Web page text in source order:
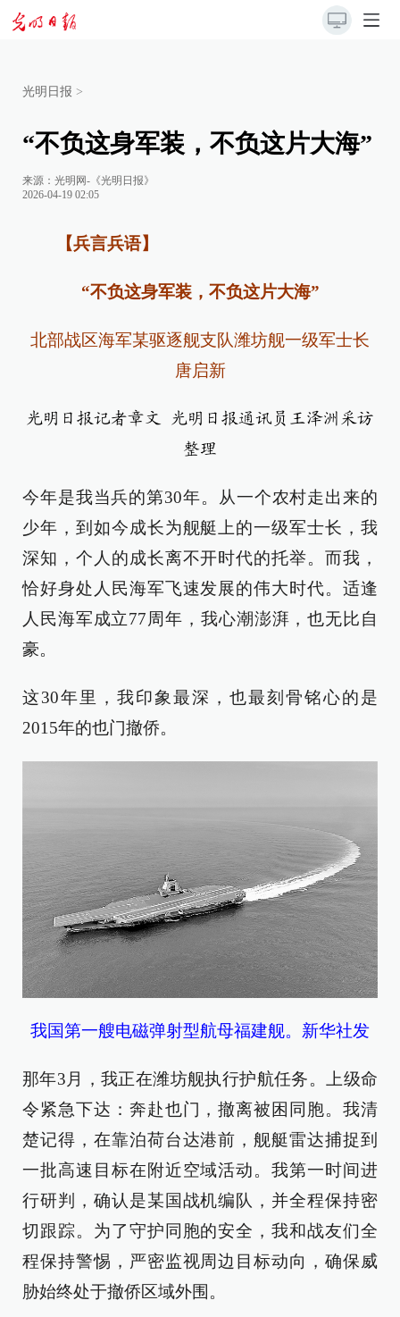
光明日报 >
“不负这身军装，不负这片大海”
来源： 光明网-《光明日报》
2026-04-19 02:05
【兵言兵语】
“不负这身军装，不负这片大海”
北部战区海军某驱逐舰支队潍坊舰一级军士长
唐启新
光明日报记者章文 光明日报通讯员王泽洲采访
整理
今年是我当兵的第30年。从一个农村走出来的
少年，到如今成长为舰艇上的一级军士长，我
深知，个人的成长离不开时代的托举。而我，
恰好身处人民海军飞速发展的伟大时代。适逢
人民海军成立77周年，我心潮澎湃，也无比自
豪。
这30年里，我印象最深，也最刻骨铭心的是
2015年的也门撤侨。
我国第一艘电磁弹射型航母福建舰。新华社发
那年3月，我正在潍坊舰执行护航任务。上级命
令紧急下达：奔赴也门，撤离被困同胞。我清
楚记得，在靠泊荷台达港前，舰艇雷达捕捉到
一批高速目标在附近空域活动。我第一时间进
行研判，确认是某国战机编队，并全程保持密
切跟踪。为了守护同胞的安全，我和战友们全
程保持警惕，严密监视周边目标动向，确保威
胁始终处于撤侨区域外围。